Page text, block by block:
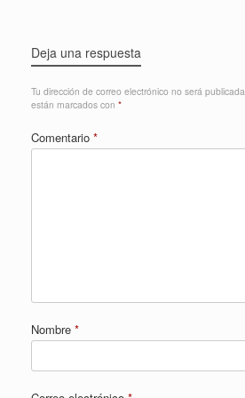
Deja una respuesta
Tu dirección de correo electrónico no será publicada.
están marcados con *
Comentario *
Nombre *